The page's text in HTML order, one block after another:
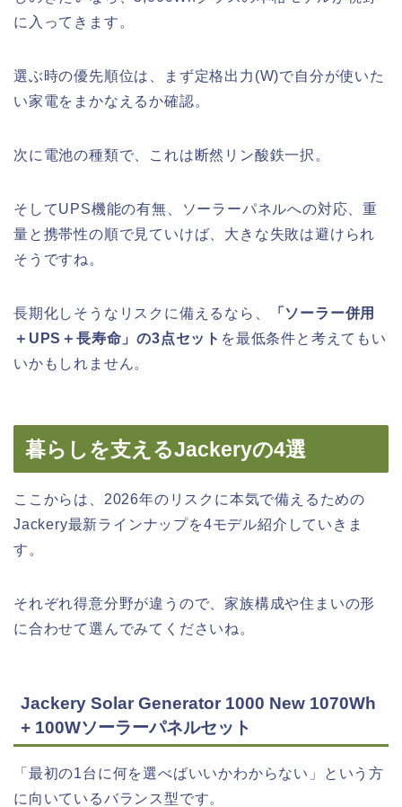
に入ってきます。
選ぶ時の優先順位は、まず定格出力(W)で自分が使いた
い家電をまかなえるか確認。
次に電池の種類で、これは断然リン酸鉄一択。
そしてUPS機能の有無、ソーラーパネルへの対応、重
量と携帯性の順で見ていけば、大きな失敗は避けられ
そうですね。
長期化しそうなリスクに備えるなら、
「ソーラー併用
＋UPS＋長寿命」の3点セット を最低条件と考えてもい
いかもしれません。
暮らしを支えるJackeryの4選
ここからは、2026年のリスクに本気で備えるための
Jackery最新ラインナップを4モデル紹介していきま
す。
それぞれ得意分野が違うので、家族構成や住まいの形
に合わせて選んでみてくださいね。
Jackery Solar Generator 1000 New 1070Wh
+ 100Wソーラーパネルセット
「最初の1台に何を選べばいいかわからない」という方
に向いているバランス型です。